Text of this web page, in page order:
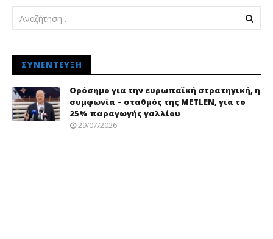
ΣΥΝΈΝΤΕΥΞΗ
Ορόσημο για την ευρωπαϊκή στρατηγική, η
συμφωνία – σταθμός της METLEN, για το
25% παραγωγής γαλλίου
29/07/2026